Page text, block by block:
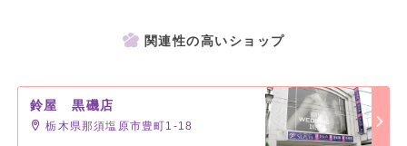
関連性の高いショップ
鈴屋 黒磯店
栃木県那須塩原市豊町1-18